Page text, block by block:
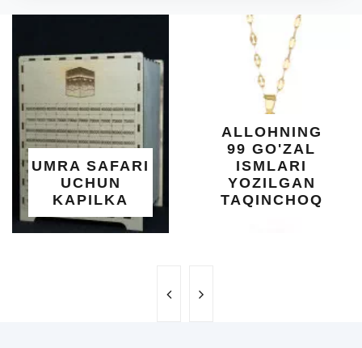
ALLOHNING
99 GO'ZAL
YOZILGAN
TAQINCHOQ